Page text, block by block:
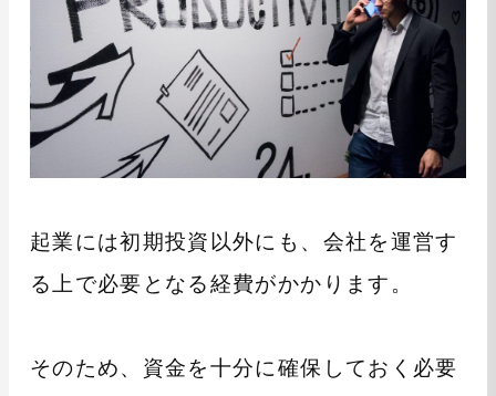
起業には初期投資以外にも、会社を運営す
る上で必要となる経費がかかります。
そのため、資金を十分に確保しておく必要